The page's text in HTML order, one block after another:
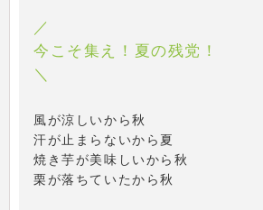
／
今こそ集え！夏の残党！
＼
風が涼しいから秋
汗が止まらないから夏
焼き芋が美味しいから秋
栗が落ちていたから秋